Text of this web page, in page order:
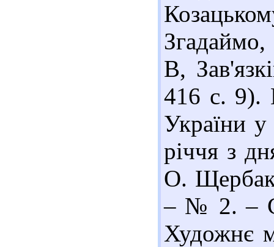
В,
416 с. 9).
України
річчя з
О.
– № 2. –
Художнє